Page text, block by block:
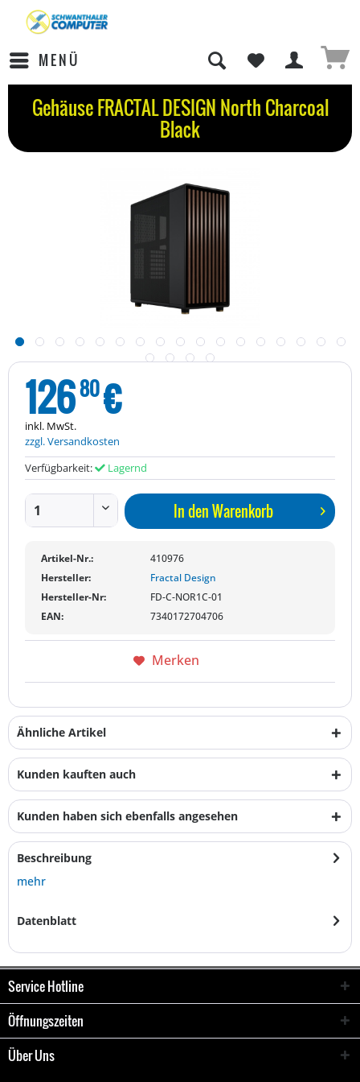
MENÜ
Gehäuse FRACTAL DESIGN North Charcoal
Black
12680€
inkl. MwSt.
zzgl. Versandkosten
Verfügbarkeit:
Lagernd
In denWarenkorb
Artikel-Nr.:
410976
Hersteller:
Fractal Design
Hersteller-Nr:
FD-C-NOR1C-01
EAN:
7340172704706
Merken
Ähnliche Artikel
Kunden kauften auch
Kunden haben sich ebenfalls angesehen
Beschreibung
mehr
Datenblatt
Service Hotline
Öffnungszeiten
Über Uns